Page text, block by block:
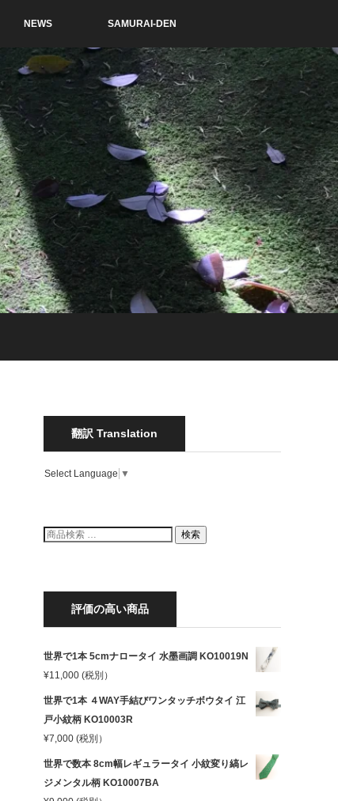
NEWS SAMURAI-DEN
翻訳 Translation
Select Language ▼
検
索
検索
評価の高い商品
世界で1本 5cmナロータイ 水墨画調 KO10019N
¥11,000 (税別）
世界で1本 ４WAY手結びワンタッチボウタイ 江
戸小紋柄 KO10003R
¥7,000 (税別）
世界で数本 8cm幅レギュラータイ 小紋変り縞レ
ジメンタル柄 KO10007BA